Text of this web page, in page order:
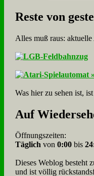
Re­ste von
Alles muß raus:
Was hier zu sehen ist,
Auf
Öffnungszeiten:
Täglichvon 0:00bis
Dieses Weblog besteht
und ist völlig